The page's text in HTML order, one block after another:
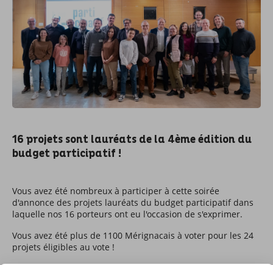
16 projets sont lauréats de la 4ème édition du
budget participatif !
Vous avez été nombreux à participer à cette soirée
d'annonce des projets lauréats du budget participatif dans
laquelle nos 16 porteurs ont eu l'occasion de s'exprimer.
Vous avez été plus de 1100 Mérignacais à voter pour les 24
projets éligibles au vote !